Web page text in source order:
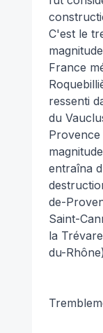
C'est le
France
ressenti
du
Provence
entraîna
de-
Saint-
la
du-